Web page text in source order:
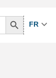
Search
Button
FR